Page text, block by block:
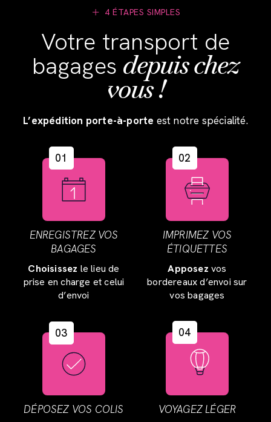
4 ÉTAPES SIMPLES
Votre transport de
bagages depuis chez
vous !
L’expédition porte-à-porte est notre spécialité.
01
ENREGISTREZ VOS
BAGAGES
Choisissez le lieu de
prise en charge et celui
d’envoi
02
IMPRIMEZ VOS
ÉTIQUETTES
Apposez vos
bordereaux d’envoi sur
vos bagages
03
DÉPOSEZ VOS COLIS
04
VOYAGEZ LÉGER